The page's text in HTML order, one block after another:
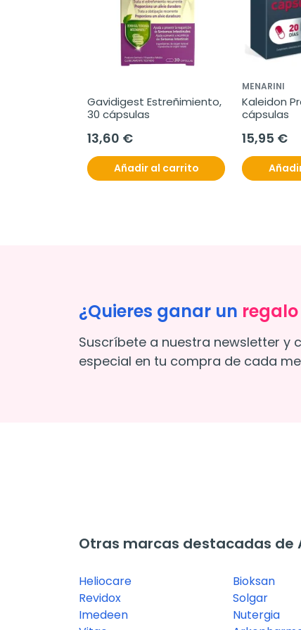
Gavidigest Estreñimiento,
30 cápsulas
13,60 €
Añadir al carrito
MENARINI
Kaleidon
cápsulas
15,95 €
¿Quieres ganar un regalo
Suscríbete a nuestra newsletter y
especial en tu compra de cada
Otras marcas destacadas de
Heliocare
Revidox
Imedeen
Bioksan
Solgar
Nutergia